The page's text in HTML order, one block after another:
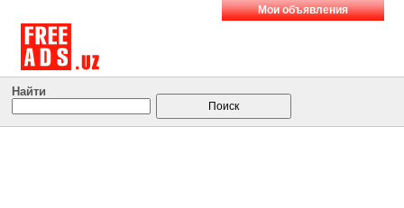
Мои объявления
Найти